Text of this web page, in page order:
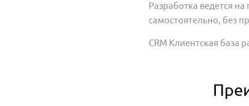
Разработка ведется
самостоятельно, без
CRM Клиентская база